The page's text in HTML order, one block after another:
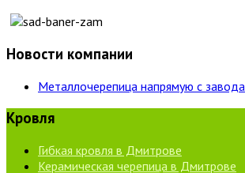
Новости компании
Металлочерепица напрямую с завода
Кровля
Гибкая кровля в Дмитрове
Керамическая черепица в Дмитрове